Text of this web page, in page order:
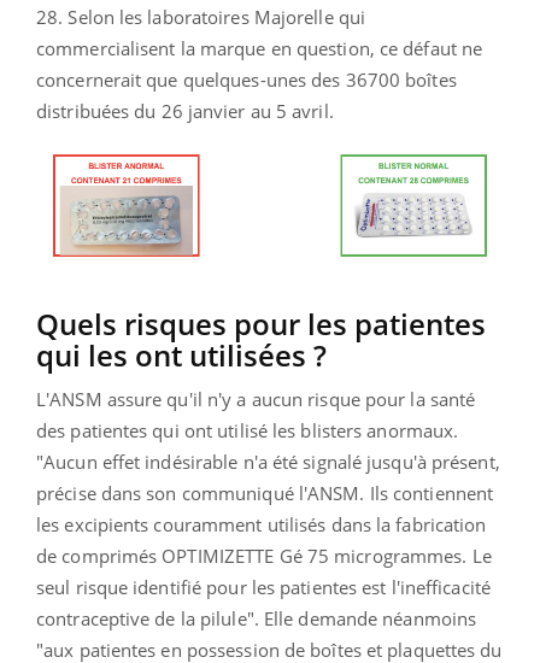
28. Selon les laboratoires Majorelle qui
commercialisent la marque en question, ce défaut ne
concernerait que quelques-unes des 36700 boîtes
distribuées du 26 janvier au 5 avril.
Quels risques pour les patientes
qui les ont utilisées ?
L'ANSM assure qu'il n'y a aucun risque pour la santé
des patientes qui ont utilisé les blisters anormaux.
"Aucun effet indésirable n'a été signalé jusqu'à présent,
précise dans son communiqué l'ANSM. Ils contiennent
les excipients couramment utilisés dans la fabrication
de comprimés OPTIMIZETTE Gé 75 microgrammes. Le
seul risque identifié pour les patientes est l'inefficacité
contraceptive de la pilule". Elle demande néanmoins
"aux patientes en possession de boîtes et plaquettes du